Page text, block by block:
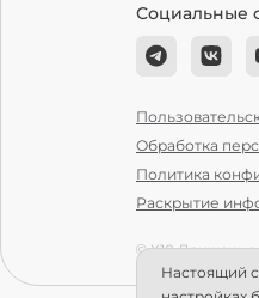
Социальные
Обработка
Политика
Раскрытие
© Х10
Настоящий